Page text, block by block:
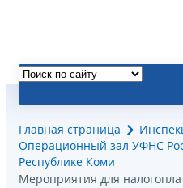
Главная страница
Операционный зал УФНС
Республике Коми
Мероприятия для